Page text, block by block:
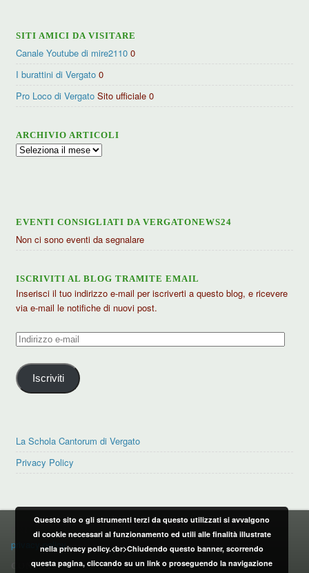
SITI AMICI DA VISITARE
Canale Youtube di mire2110 0
I burattini di Vergato 0
Pro Loco di Vergato Sito ufficiale 0
ARCHIVIO ARTICOLI
Archivio
EVENTI CONSIGLIATI DA VERGATONEWS24
Non ci sono eventi da segnalare
ISCRIVITI AL BLOG TRAMITE EMAIL
Inserisci il tuo indirizzo e-mail per iscriverti a questo blog, e ricevere
via e-mail le notifiche di nuovi post.
Indirizzo
mail
Iscriviti
La Schola Cantorum di Vergato
Privacy Policy
PRIVACY POLICY
privacy policy
CONTATTI:
Questo sito o gli strumenti terzi da questo utilizzati si avvalgono
di cookie necessari al funzionamento ed utili alle finalità illustrate
nella privacy policy.<br>Chiudendo questo banner, scorrendo
questa pagina, cliccando su un link o proseguendo la navigazione